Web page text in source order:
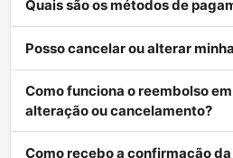
Quais são os métodos de
Posso cancelar ou alterar
Como funciona o reembolso
alteração ou cancelamento?
Como recebo a confirmação